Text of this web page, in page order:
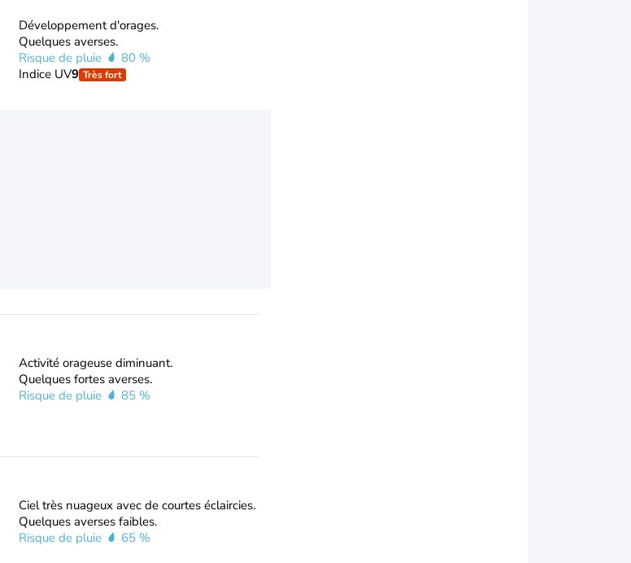
Développement d'orages.
Quelques averses.
Risque de pluie
80 %
Indice UV9 Très fort
Activité orageuse diminuant.
Quelques fortes averses.
Risque de pluie
85 %
Ciel très nuageux avec de courtes éclaircies.
Quelques averses faibles.
Risque de pluie
65 %